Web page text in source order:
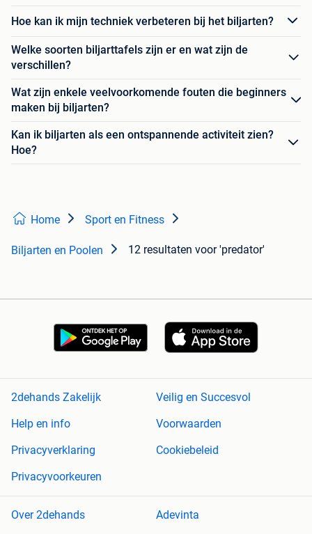
Hoe kan ik mijn techniek verbeteren bij het biljarten?
Welke soorten biljarttafels zijn er en wat zijn de
verschillen?
Wat zijn enkele veelvoorkomende fouten die beginners
maken bij biljarten?
Kan ik biljarten als een ontspannende activiteit zien?
Hoe?
Home Sport en Fitness
Biljarten en Poolen 12 resultaten voor 'predator'
2dehands Zakelijk
Veilig en Succesvol
Help en info
Voorwaarden
Privacyverklaring
Cookiebeleid
Privacyvoorkeuren
Over 2dehands Adevinta